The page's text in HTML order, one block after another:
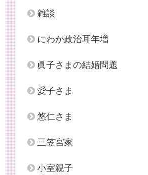
雑談
にわか政治耳年増
眞子さまの結婚問題
愛子さま
悠仁さま
三笠宮家
小室親子